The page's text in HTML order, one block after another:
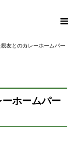
友とのカレーホームパー
ホームパー